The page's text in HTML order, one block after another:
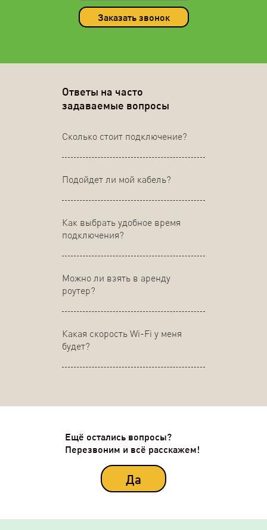
Заказать звонок
Ответы на часто
задаваемые вопросы
Сколько стоит подключение?
Подойдет ли мой кабель?
Как выбрать удобное время
подключения?
Можно ли взять в аренду
роутер?
Какая скорость Wi-Fi у меня
будет?
Ещё остались вопросы?
Перезвоним и всё расскажем!
Да